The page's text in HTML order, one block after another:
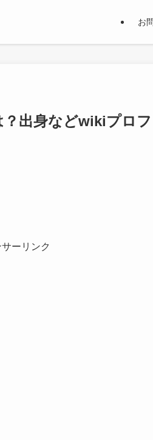
お
出身などwikiプロフ
ーリンク